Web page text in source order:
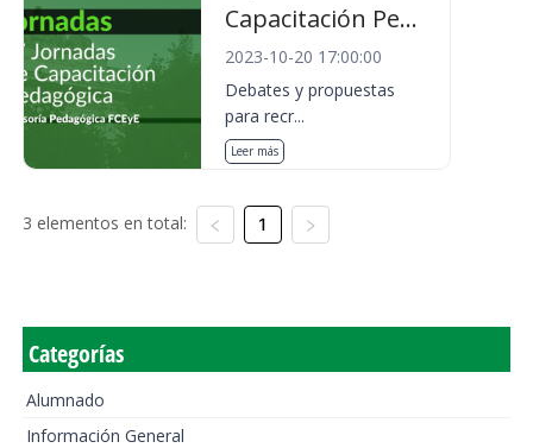
Capacitación Pe...
2023-10-20 17:00:00
Debates y propuestas
para recr...
Leer más
3 elementos en total: 1
Categorías
Alumnado
Información General